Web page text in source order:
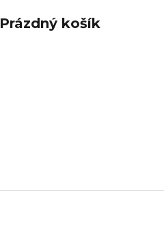
NÁKUPNÍ
KOŠÍK
Prázdný košík